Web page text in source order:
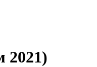
2021)